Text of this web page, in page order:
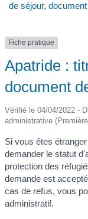
de séjour,
Fiche pratique
Apatride :
document
Vérifié le 04/04/2022 -
administrative
Si vous êtes
demander le statut
protection des
demande est
cas de refus, vous
administratif.